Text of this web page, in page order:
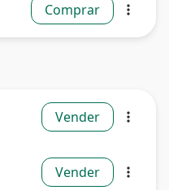
Comprar more_vert
Vender more_vert
Vender more_vert